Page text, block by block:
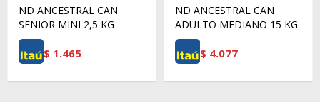
ND ANCESTRAL CAN
SENIOR MINI 2,5 KG
$ 1.465
ND ANCESTRAL CAN
ADULTO MEDIANO 15 KG
$ 4.077